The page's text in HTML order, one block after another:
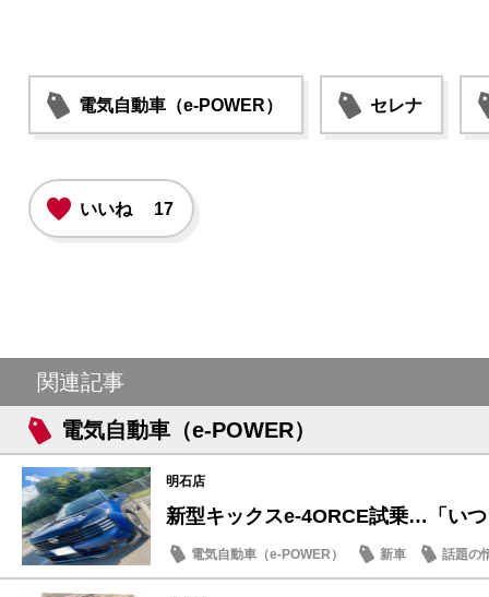
電気自動車（e-POWER） セレナ
いいね 17
関連記事
電気自動車（e-POWER）
明石店
新型キックスe-4ORCE試乗…「い
電気自動車（e-POWER） 新車 話題の